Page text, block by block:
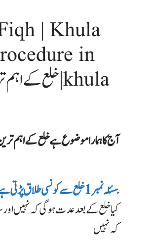
| Khula
in
آج کا ہمارا موضوع ہے خلعکے اہم
مسئلہ نمبر 1 خلع سے کونسی طلاق پڑتی ہے طلاق رجعی پڑتی ہے یا باءن
کیا خلع کے بعد عدت ہوگی کہ نہیں
کہ نہیں